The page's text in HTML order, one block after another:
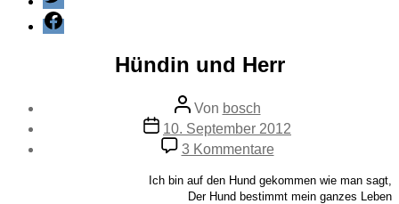
Facebook
Hündin und Herr
Beitragsautor
Von bosch
Veröffentlichungsdatum
10. September 2012
3 Kommentarezu
Hündin
und
Herr
Ich bin auf den Hund gekommen wie man sagt,
Der Hund bestimmt mein ganzes Leben